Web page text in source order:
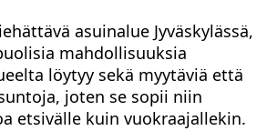
asuinalue Jyväskylässä,
mahdollisuuksia
löytyy sekä myytäviä että
joten se sopii niin
etsivälle kuin vuokraajallekin.